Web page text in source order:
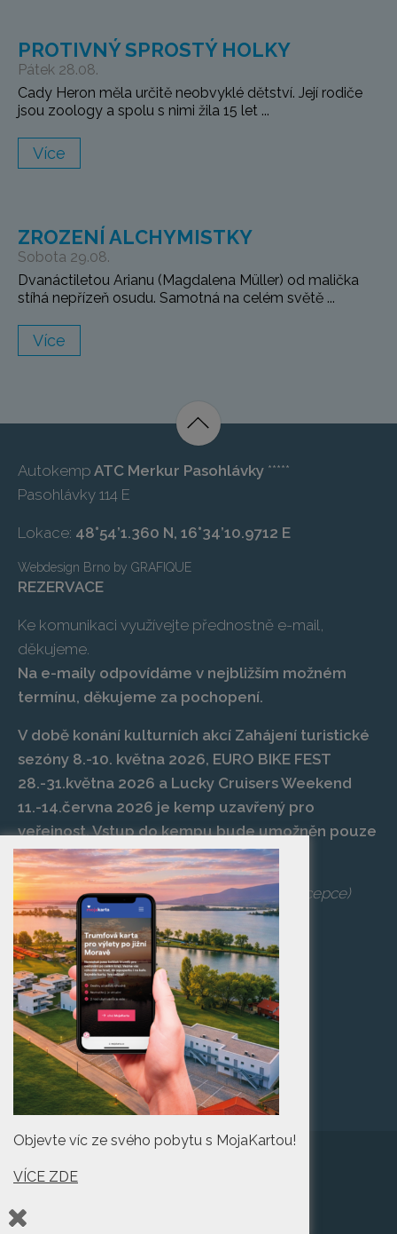
PROTIVNÝ SPROSTÝ HOLKY
Pátek 28.08.
Cady Heron měla určitě neobvyklé dětství. Její rodiče
jsou zoology a spolu s nimi žila 15 let ...
Více
ZROZENÍ ALCHYMISTKY
Sobota 29.08.
Dvanáctiletou Arianu (Magdalena Müller) od malička
stíhá nepřízeň osudu. Samotná na celém světě ...
Více
Autokemp ATC Merkur Pasohlávky *****
Pasohlávky 114 E
Lokace: 48°54’1.360 N, 16°34’10.9712 E
Webdesign Brno by GRAFIQUE
REZERVACE
Ke komunikaci využívejte přednostně e-mail,
děkujeme.
Na e-maily odpovídáme v nejbližším možném
termínu, děkujeme za pochopení.
V době konání kulturních akcí Zahájení turistické
sezóny 8.-10. května 2026, EURO BIKE FEST
28.-31.května 2026 a Lucky Cruisers Weekend
11.-14.června 2026 je kemp uzavřený pro
veřejnost. Vstup do kempu bude umožněn pouze
po zaplacení vstupenky na danou akci.
Telefon:+420 519 427 714,539 029 266
(recepce)
E-mail:camp@pasohlavky.cz
SPOJTE SE S NÁMI
Turistické informační
centrum Pasohlávky
Objevte víc ze svého pobytu s MojaKartou!
VÍCE ZDE